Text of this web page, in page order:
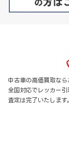
中古車の高価買取なら
全国対応でレッカー
査定は完了いたします。